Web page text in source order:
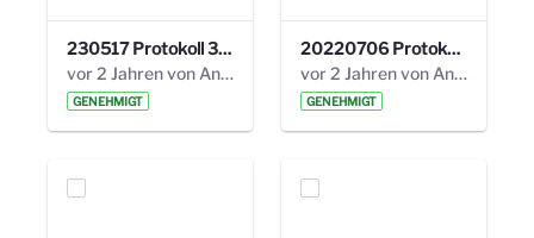
230517 Protokoll 35. Steuerungskreis.pdf
vor 2 Jahren von Anni Schlumberger
GENEHMIGT
20220706 Protokoll 33. Steuerungskreis.pdf
vor 2 Jahren von Anni Schlumberger
GENEHMIGT